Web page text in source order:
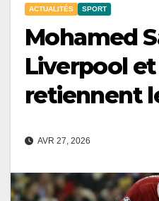
ACTUALITÉS SPORT
Mohamed
Liverpool et
retiennent
AVR 27, 2026